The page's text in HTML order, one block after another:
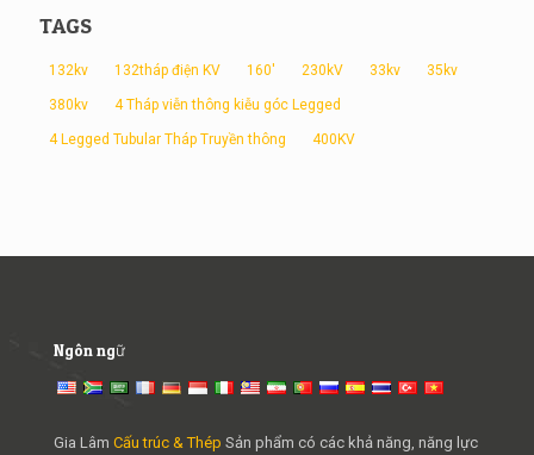
TAGS
132kv 132tháp điện KV 160' 230kV 33kv 35kv
380kv 4 Tháp viễn thông kiễu góc Legged
4 Legged Tubular Tháp Truyền thông 400KV
Ngôn ngữ
Gia Lâm Cấu trúc & Thép Sản phẩm có các khả năng, năng lực